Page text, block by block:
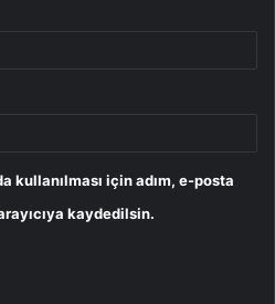
kullanılması için adım, e-posta
kaydedilsin.